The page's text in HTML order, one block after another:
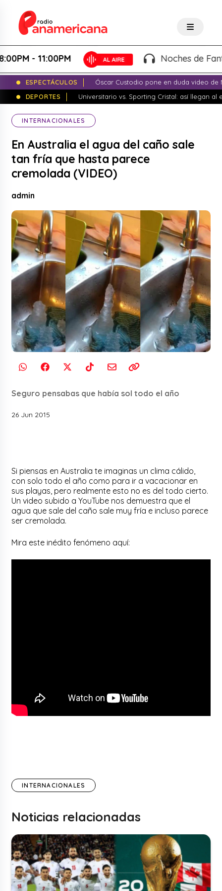
- 11:00PM Noches de
ESPECTÁCULOS
Óscar Custodio pone en duda video de
DEPORTES
Universitario vs. Sporting Cristal: así llegan al
INTERNACIONALES
En Australia el agua del caño sale
tan fría que hasta parece
cremolada (VIDEO)
admin
Seguro pensabas que había sol todo el año
26 Jun 2015
Si piensas en Australia te imaginas un clima cálido,
con solo todo el año como para ir a vacacionar en
sus playas, pero realmente esto no es del todo cierto.
Un video subido a YouTube nos demuestra que el
agua que sale del caño sale muy fría e incluso parece
ser cremolada.
Mira este inédito fenómeno aquí:
INTERNACIONALES
Noticias relacionadas